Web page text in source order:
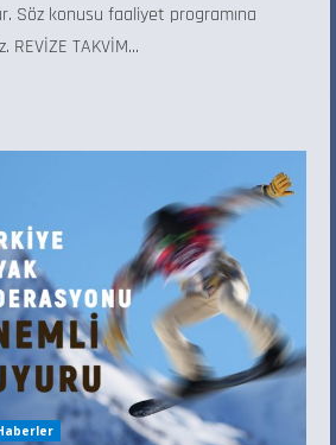
Söz konusu faaliyet programına
REVİZE TAKVİM...